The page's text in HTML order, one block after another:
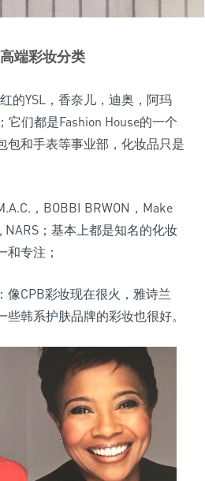
端彩妆分类
的YSL，香奈儿，迪奥，阿玛
它们都是Fashion House的一个
包和手表等事业部，化妆品只是
，BOBBI BRWON，Make
NARS；基本上都是知名的化妆
和专注；
像CPB彩妆现在很火，雅诗兰
韩系护肤品牌的彩妆也很好。